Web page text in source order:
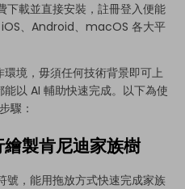
載並直接安裝，註冊登入便能
、Android、macOS 各大平
境，毋須任何技術背景即可上
以 AI 輔助快速完成。以下為使
驟：
製肯尼迪家族樹
，能用拖放方式快速完成家族